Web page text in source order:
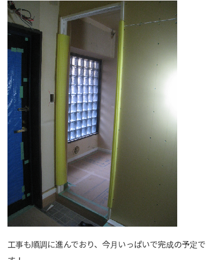
工事も順調に進んでおり、今月いっぱいで完成の予定で